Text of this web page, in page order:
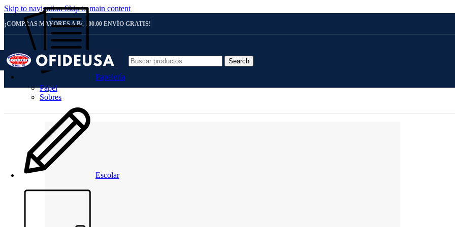
Skip to navigationSkip to main content
¡COMPRAS MAYORES A B/. 100.00 ENVÍO GRATIS!
Search
Papelería
Papel
Sobres
Escolar